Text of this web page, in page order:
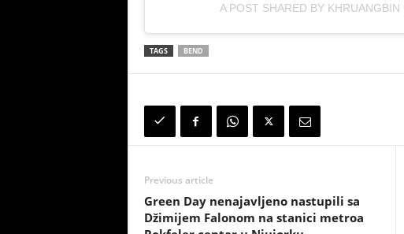
A POST SHARED BY
TAGS BEND
Previous article
Green Day nenajavljeno nastupili sa
Džimijem Falonom na stanici metroa